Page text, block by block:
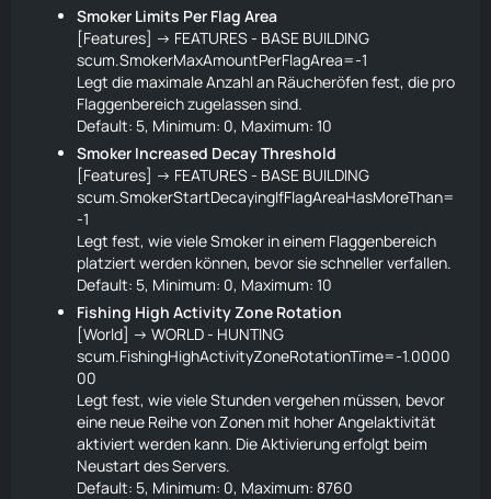
Smoker Limits Per Flag Area
[Features] -> FEATURES - BASE BUILDING
scum.SmokerMaxAmountPerFlagArea=-1
Legt die maximale Anzahl an Räucheröfen fest, die pro
Flaggenbereich zugelassen sind.
Default: 5, Minimum: 0, Maximum: 10
Smoker Increased Decay Threshold
[Features] -> FEATURES - BASE BUILDING
scum.SmokerStartDecayingIfFlagAreaHasMoreThan=
-1
Legt fest, wie viele Smoker in einem Flaggenbereich
platziert werden können, bevor sie schneller verfallen.
Default: 5, Minimum: 0, Maximum: 10
Fishing High Activity Zone Rotation
[World] -> WORLD - HUNTING
scum.FishingHighActivityZoneRotationTime=-1.0000
00
Legt fest, wie viele Stunden vergehen müssen, bevor
eine neue Reihe von Zonen mit hoher Angelaktivität
aktiviert werden kann. Die Aktivierung erfolgt beim
Neustart des Servers.
Default: 5, Minimum: 0, Maximum: 8760